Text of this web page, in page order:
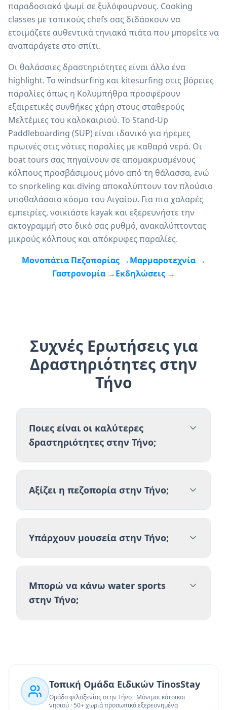
παραδοσιακό ψωμί σε ξυλόφουρνους. Cooking
classes με τοπικούς chefs σας διδάσκουν να
ετοιμάζετε αυθεντικά τηνιακά πιάτα που μπορείτε να
αναπαράγετε στο σπίτι.
Οι θαλάσσιες δραστηριότητες είναι άλλο ένα
highlight. Το windsurfing και kitesurfing στις βόρειες
παραλίες όπως η Κολυμπήθρα προσφέρουν
εξαιρετικές συνθήκες χάρη στους σταθερούς
Μελτέμιες του καλοκαιριού. Το Stand-Up
Paddleboarding (SUP) είναι ιδανικό για ήρεμες
πρωινές στις νότιες παραλίες με καθαρά νερά. Οι
boat tours σας πηγαίνουν σε απομακρυσμένους
κόλπους προσβάσιμους μόνο από τη θάλασσα, ενώ
το snorkeling και diving αποκαλύπτουν τον πλούσιο
υποθαλάσσιο κόσμο του Αιγαίου. Για πιο χαλαρές
εμπειρίες, νοικιάστε kayak και εξερευνήστε την
ακτογραμμή στο δικό σας ρυθμό, ανακαλύπτοντας
μικρούς κόλπους και απόκρυφες παραλίες.
Μονοπάτια Πεζοπορίας →Μαρμαροτεχνία →
Γαστρονομία →Εκδηλώσεις →
Συχνές Ερωτήσεις για
Δραστηριότητες στην
Τήνο
Ποιες είναι οι καλύτερες
δραστηριότητες στην Τήνο;
Αξίζει η πεζοπορία στην Τήνο;
Υπάρχουν μουσεία στην Τήνο;
Μπορώ να κάνω water sports
στην Τήνο;
Τοπική Ομάδα Ειδικών TinosStay
Ομάδα φιλοξενίας στην Τήνο · Μόνιμοι κάτοικοι
νησιού · 50+ χωριά προσωπικά εξερευνημένα